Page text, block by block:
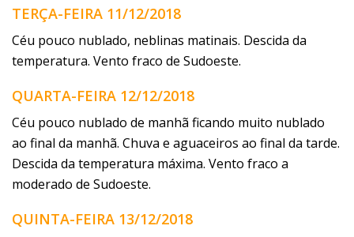
TERÇA-FEIRA 11/12/2018
Céu pouco nublado, neblinas matinais. Descida da
temperatura. Vento fraco de Sudoeste.
QUARTA-FEIRA 12/12/2018
Céu pouco nublado de manhã ficando muito nublado
ao final da manhã. Chuva e aguaceiros ao final da tarde.
Descida da temperatura máxima. Vento fraco a
moderado de Sudoeste.
QUINTA-FEIRA 13/12/2018